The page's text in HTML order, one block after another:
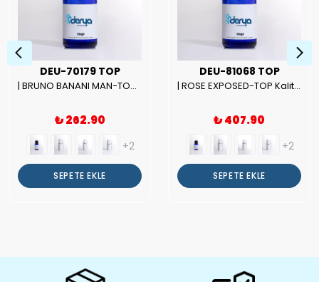
DEU-70179 TOP
| BRUNO BANANI MAN-TOP Kalite Erkek Parfüm Esansı.|
₺ 262.90
+2
SEPETE EKLE
DEU-81068 TOP
| ROSE EXPOSED-TOP Kalite Unısex Parfüm Esansı.|
₺ 407.90
+2
SEPETE EKLE